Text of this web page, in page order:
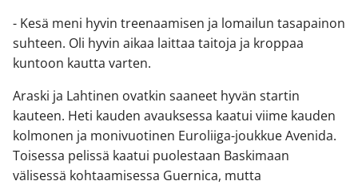
- Kesä meni hyvin treenaamisen ja lomailun tasapainon
suhteen. Oli hyvin aikaa laittaa taitoja ja kroppaa
kuntoon kautta varten.
Araski ja Lahtinen ovatkin saaneet hyvän startin
kauteen. Heti kauden avauksessa kaatui viime kauden
kolmonen ja monivuotinen Euroliiga-joukkue Avenida.
Toisessa pelissä kaatui puolestaan Baskimaan
välisessä kohtaamisessa Guernica, mutta